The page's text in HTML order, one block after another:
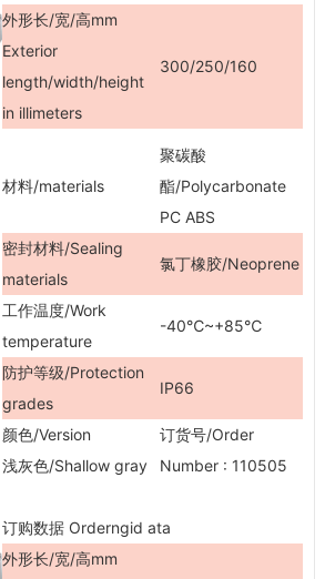
外形长/宽/高mm
Exterior
length/width/height
in illimeters
300/250/160
材料/materials
聚碳酸
酯/Polycarbonate
PC ABS
密封材料/Sealing
materials
氯丁橡胶/Neoprene
工作温度/Work
temperature
-40℃~+85℃
防护等级/Protection
grades
IP66
颜色/Version
浅灰色/Shallow gray
订货号/Order
Number : 110505
订购数据 Orderngid ata
外形长/宽/高mm